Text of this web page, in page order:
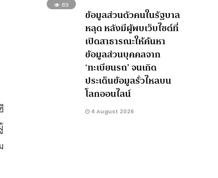
89
ข้อมูลส่วนตัวคนในรัฐบาล
หลุด หลังมีผู้พบเว็บไซต์ที่
เปิดสาธารณะให้ค้นหา
ข้อมูลส่วนบุคคลจาก
‘ทะเบียนรถ’ จนเกิด
ประเด็นข้อมูลรั่วไหลบน
โลกออนไลน์
4 August 2026